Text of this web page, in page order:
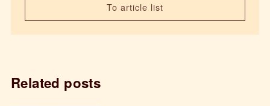
To article list
Related posts